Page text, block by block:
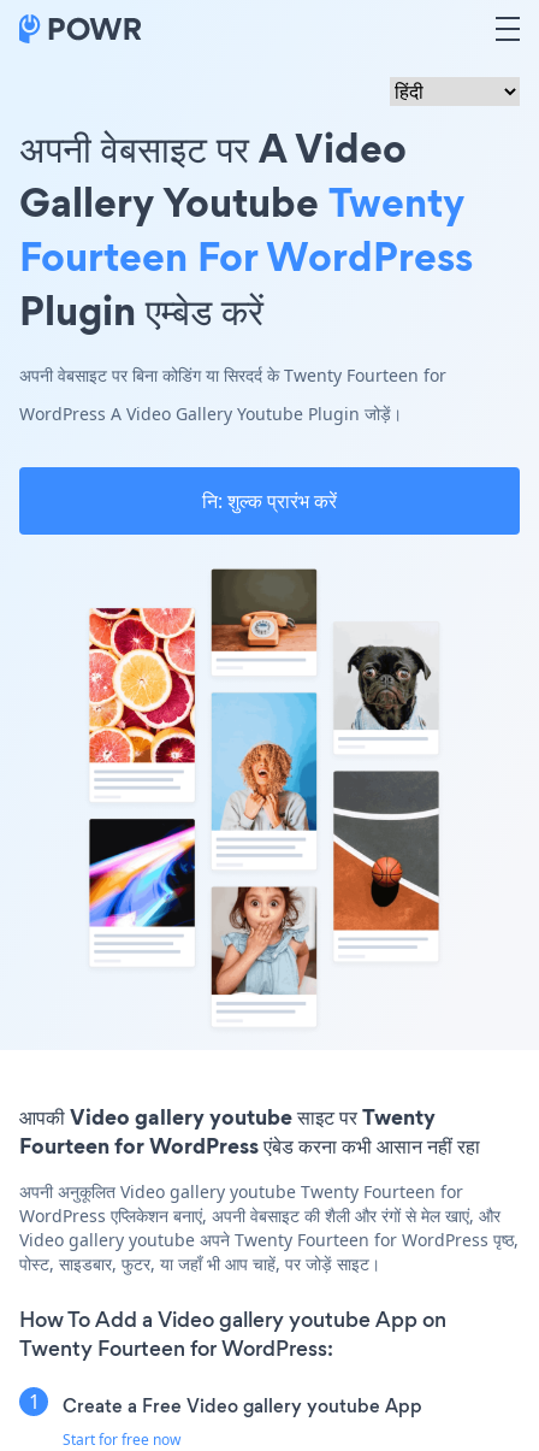
अपनी वेबसाइट पर A Video
Gallery YoutubeTwenty
Fourteen For WordPress
Plugin एम्बेड करें
अपनी वेबसाइट पर बिना कोडिंग या सिरदर्द के Twenty Fourteen for
WordPress A Video Gallery Youtube Plugin जोड़ें।
नि: शुल्क प्रारंभ करें
आपकी Video gallery youtube साइट पर Twenty
Fourteen for WordPress एंबेड करना कभी आसान नहीं रहा
अपनी अनुकूलित Video gallery youtube Twenty Fourteen for
WordPress एप्लिकेशन बनाएं, अपनी वेबसाइट की शैली और रंगों से मेल खाएं, और
Video gallery youtube अपने Twenty Fourteen for WordPress पृष्ठ,
पोस्ट, साइडबार, फुटर, या जहाँ भी आप चाहें, पर जोड़ें साइट।
How To Add a Video gallery youtube App on
Twenty Fourteen for WordPress:
Create a Free Video gallery youtube App
Start for free now